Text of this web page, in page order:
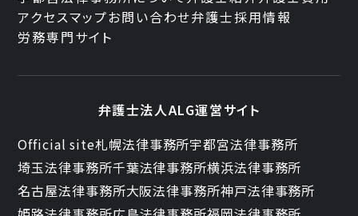
アクセスマップお問い合わせ弁護士採用情報
労務専門サイト
弁護士法人ALG運営サイト
Official site札幌法律事務所宇都宮法律事務所
埼玉法律事務所千葉法律事務所横浜法律事務所
名古屋法律事務所大阪法律事務所神戸法律事務所